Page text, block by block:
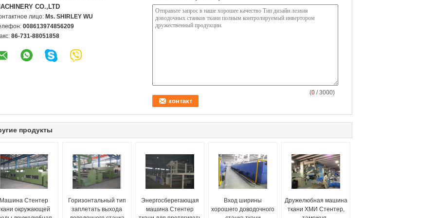
CO.,LTD
лицо: Ms. SHIRLEY WU
008613974856209
86-731-88051858
(0 / 3000)
продукты
Машина Стентер
окружающей
Горизонтальный тип
заплетать выхода
Энергосберегающая
машина Стентер
Вход ширины
хорошего доводочного
Дружелюбная машина
ткани ХМИ Стентер,